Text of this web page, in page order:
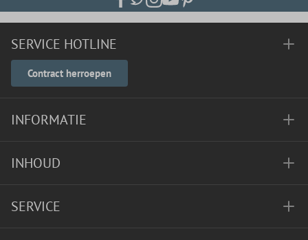
SERVICE HOTLINE
Contract herroepen
INFORMATIE
INHOUD
SERVICE